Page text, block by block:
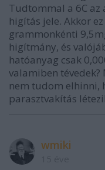
Tudtommal a 6C az
higítás jele. Akkor
grammonkénti
higítmány, és
hatóanyag csak
valamiben tévedek?
nem tudom elhinni,
parasztvakítás
wmiki